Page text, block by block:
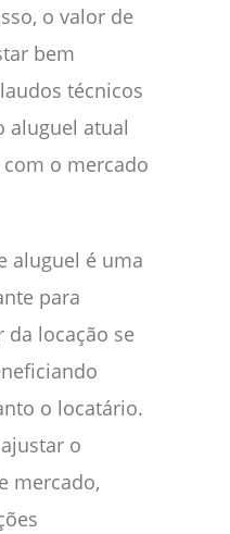
o valor de
bem
técnicos
aluguel atual
o mercado
aluguel é uma
para
locação se
o locatário.
o
mercado,